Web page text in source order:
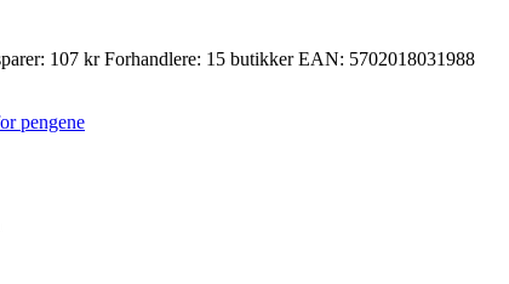
107 kr Forhandlere: 15 butikker EAN: 5702018031988
pengene